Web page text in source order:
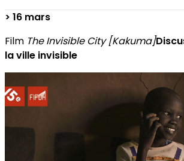
> 16 mars
Film The Invisible City [Kakuma]
la ville invisible